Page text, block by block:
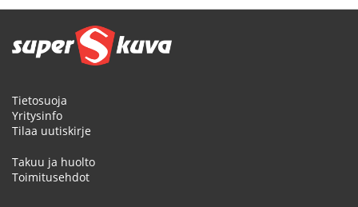
Tietosuoja
Yritysinfo
Tilaa uutiskirje
Takuu ja huolto
Toimitusehdot